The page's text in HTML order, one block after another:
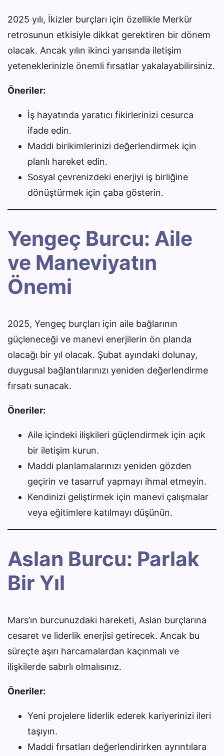
2025 yılı, İkizler burçları için özellikle Merkür
retrosunun etkisiyle dikkat gerektiren bir dönem
olacak. Ancak yılın ikinci yarısında iletişim
yeteneklerinizle önemli fırsatlar yakalayabilirsiniz.
Öneriler:
İş hayatında yaratıcı fikirlerinizi cesurca
ifade edin.
Maddi birikimlerinizi değerlendirmek için
planlı hareket edin.
Sosyal çevrenizdeki enerjiyi iş birliğine
dönüştürmek için çaba gösterin.
Yengeç Burcu: Aile
ve Maneviyatın
Önemi
2025, Yengeç burçları için aile bağlarının
güçleneceği ve manevi enerjilerin ön planda
olacağı bir yıl olacak. Şubat ayındaki dolunay,
duygusal bağlantılarınızı yeniden değerlendirme
fırsatı sunacak.
Öneriler:
Aile içindeki ilişkileri güçlendirmek için açık
bir iletişim kurun.
Maddi planlamalarınızı yeniden gözden
geçirin ve tasarruf yapmayı ihmal etmeyin.
Kendinizi geliştirmek için manevi çalışmalar
veya eğitimlere katılmayı düşünün.
Aslan Burcu: Parlak
Bir Yıl
Mars’ın burcunuzdaki hareketi, Aslan burçlarına
cesaret ve liderlik enerjisi getirecek. Ancak bu
süreçte aşırı harcamalardan kaçınmalı ve
ilişkilerde sabırlı olmalısınız.
Öneriler:
Yeni projelere liderlik ederek kariyerinizi ileri
taşıyın.
Maddi fırsatları değerlendirirken ayrıntılara